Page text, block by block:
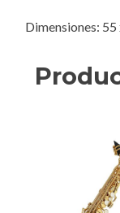
Dimensiones: